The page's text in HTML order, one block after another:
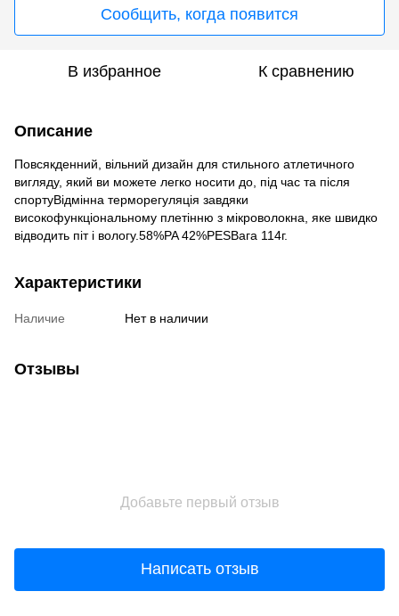
Сообщить, когда появится
В избранное К сравнению
Описание
Повсякденний, вільний дизайн для стильного атлетичного
вигляду, який ви можете легко носити до, під час та після
спортуВідмінна терморегуляція завдяки
високофункціональному плетінню з мікроволокна, яке швидко
відводить піт і вологу.58%PA 42%PESВага 114г.
Характеристики
Наличие Нет в наличии
Отзывы
Добавьте первый отзыв
Написать отзыв